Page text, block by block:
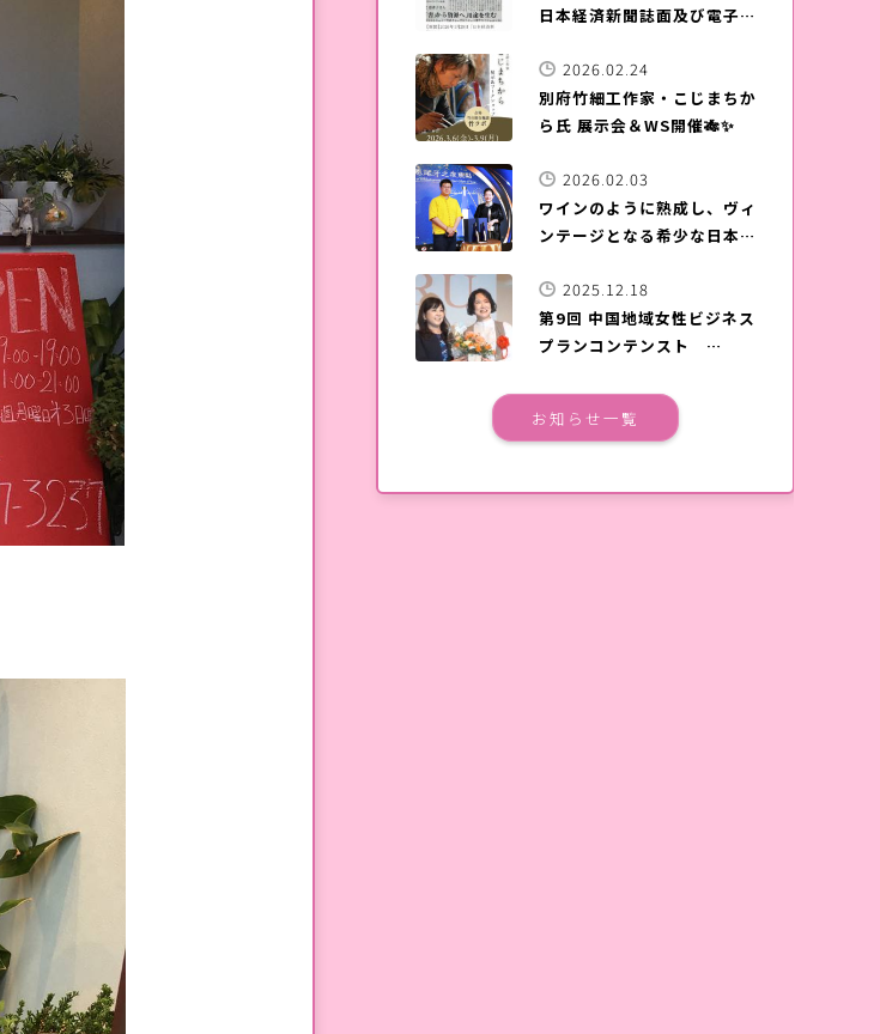
日本経済新聞誌面及び電子版
2026.02.24
別府竹細工作家・こじまちか
ら氏 展示会＆WS開催🎋✨
2026.02.03
ワインのように熟成し、ヴィ
ンテージとなる希少な日本酒
2025.12.18
第9回 中国地域女性ビジネス
プランコンテンスト
広島国際会議場で開催されま
した。
お知らせ一覧